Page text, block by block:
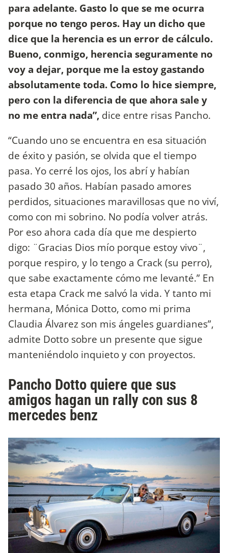
para adelante. Gasto lo que se me ocurra
porque no tengo peros. Hay un dicho que
dice que la herencia es un error de cálculo.
Bueno, conmigo, herencia seguramente no
voy a dejar, porque me la estoy gastando
absolutamente toda. Como lo hice siempre,
pero con la diferencia de que ahora sale y
no me entra nada”, dice entre risas Pancho.
“Cuando uno se encuentra en esa situación
de éxito y pasión, se olvida que el tiempo
pasa. Yo cerré los ojos, los abrí y habían
pasado 30 años. Habían pasado amores
perdidos, situaciones maravillosas que no viví,
como con mi sobrino. No podía volver atrás.
Por eso ahora cada día que me despierto
digo: ¨Gracias Dios mío porque estoy vivo¨,
porque respiro, y lo tengo a Crack (su perro),
que sabe exactamente cómo me levanté.” En
esta etapa Crack me salvó la vida. Y tanto mi
hermana, Mónica Dotto, como mi prima
Claudia Álvarez son mis ángeles guardianes”,
admite Dotto sobre un presente que sigue
manteniéndolo inquieto y con proyectos.
Pancho Dotto quiere que sus
amigos hagan un rally con sus 8
mercedes benz